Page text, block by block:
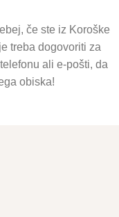
če ste iz Koroške
treba dogovoriti za
ali e-pošti, da
obiska!